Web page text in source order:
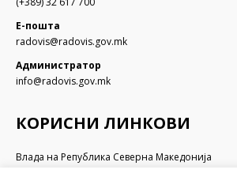
Е-пошта
radovis@radovis.gov.mk
Администратор
info@radovis.gov.mk
КОРИСНИ ЛИНКОВИ
Влада на Република Северна Македонија